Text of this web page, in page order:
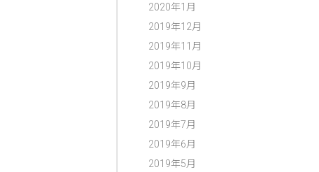
2020年1月
2019年12月
2019年11月
2019年10月
2019年9月
2019年8月
2019年7月
2019年6月
2019年5月